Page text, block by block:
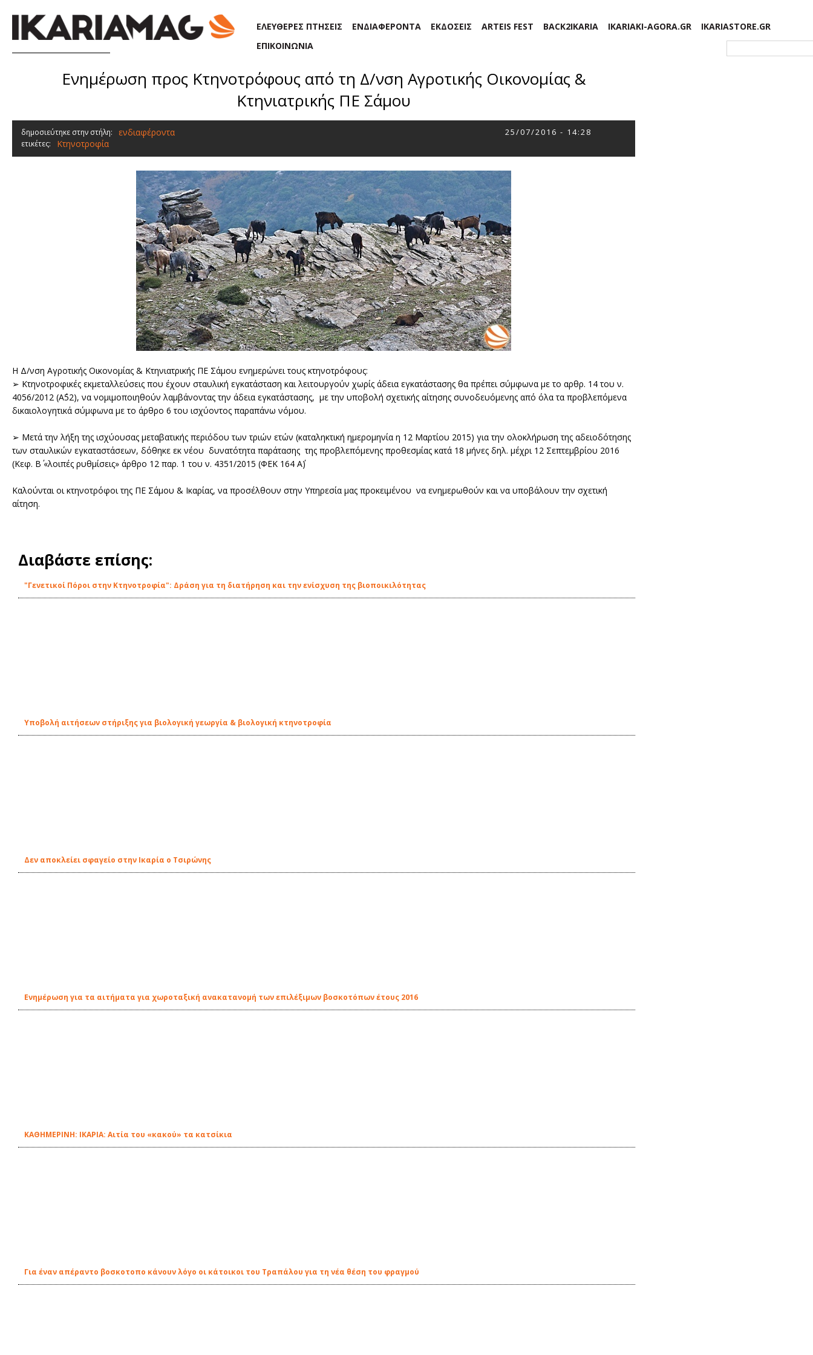
ΕΛΕΥΘΕΡΕΣ ΠΤΗΣΕΙΣ ΕΝΔΙΑΦΕΡΟΝΤΑ ΕΚΔΟΣΕΙΣ ARTEIS FEST BACK2IKARIA IKARIAKI-AGORA.GR
IKARIASTORE.GR
ΕΠΙΚΟΙΝΩΝΙΑ
Ενημέρωση προς Κτηνοτρόφους από τη Δ/νση Αγροτικής Οικονομίας &
Κτηνιατρικής ΠΕ Σάμου
δημοσιεύτηκε στην στήλη: ενδιαφέροντα 25/07/2016 - 14:28
ετικέτες: Κτηνοτροφία
Η Δ/νση Αγροτικής Οικονομίας & Κτηνιατρικής ΠΕ Σάμου ενημερώνει τους κτηνοτρόφους:
➢ Κτηνοτροφικές εκμεταλλεύσεις που έχουν σταυλική εγκατάσταση και λειτουργούν χωρίς άδεια εγκατάστασης θα πρέπει σύμφωνα με το αρθρ. 14 του ν.
4056/2012 (Α΄52), να νομιμοποιηθούν λαμβάνοντας την άδεια εγκατάστασης, με την υποβολή σχετικής αίτησης συνοδευόμενης από όλα τα προβλεπόμενα
δικαιολογητικά σύμφωνα με το άρθρο 6 του ισχύοντος παραπάνω νόμου.
➢ Μετά την λήξη της ισχύουσας μεταβατικής περιόδου των τριών ετών (καταληκτική ημερομηνία η 12 Μαρτίου 2015) για την ολοκλήρωση της αδειοδότησης
των σταυλικών εγκαταστάσεων, δόθηκε εκ νέου δυνατότητα παράτασης της προβλεπόμενης προθεσμίας κατά 18 μήνες δηλ. μέχρι 12 Σεπτεμβρίου 2016
(Κεφ. Β΄ «λοιπές ρυθμίσεις» άρθρο 12 παρ. 1 του ν. 4351/2015 (ΦΕΚ 164 Α΄)
Καλούνται οι κτηνοτρόφοι της ΠΕ Σάμου & Ικαρίας, να προσέλθουν στην Υπηρεσία μας προκειμένου να ενημερωθούν και να υποβάλουν την σχετική
αίτηση.
Διαβάστε επίσης:
"Γενετικοί Πόροι στην Κτηνοτροφία": Δράση για τη διατήρηση και την ενίσχυση της βιοποικιλότητας
Υποβολή αιτήσεων στήριξης για βιολογική γεωργία & βιολογική κτηνοτροφία
Δεν αποκλείει σφαγείο στην Ικαρία ο Τσιρώνης
Ενημέρωση για τα αιτήματα για χωροταξική ανακατανομή των επιλέξιμων βοσκοτόπων έτους 2016
ΚΑΘΗΜΕΡΙΝΗ: ΙΚΑΡΙΑ: Αιτία του «κακού» τα κατσίκια
Για έναν απέραντο βοσκοτοπο κάνουν λόγο οι κάτοικοι του Τραπάλου για τη νέα θέση του φραγμού